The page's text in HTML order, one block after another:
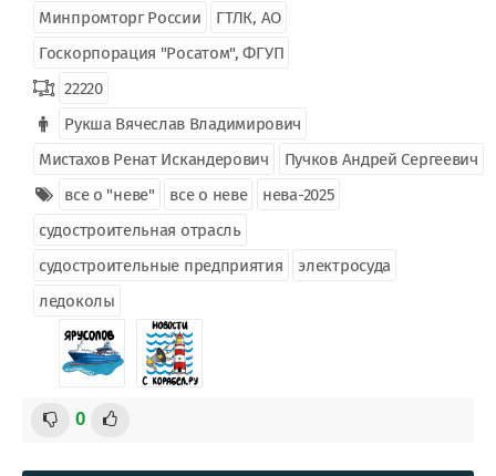
Минпромторг России
ГТЛК, АО
Госкорпорация "Росатом", ФГУП
22220
Рукша Вячеслав Владимирович
Мистахов Ренат Искандерович
Пучков Андрей Сергеевич
все о "неве"
все о неве
нева-2025
судостроительная отрасль
судостроительные предприятия
электросуда
ледоколы
0